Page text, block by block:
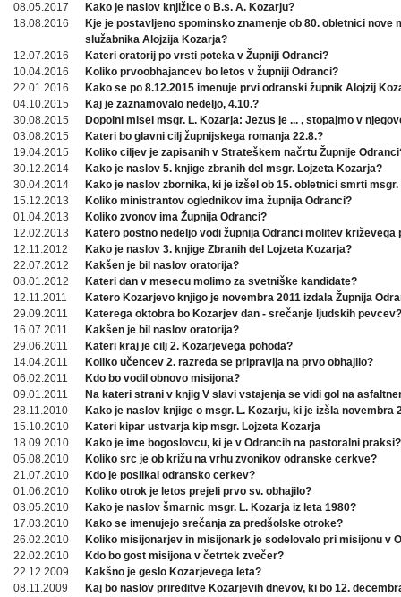
08.05.2017
Kako je naslov knjižice o B.s. A. Kozarju?
18.08.2016
Kje je postavljeno spominsko znamenje ob 80. obletnici nove
služabnika Alojzija Kozarja?
12.07.2016
Kateri oratorij po vrsti poteka v Župniji Odranci?
10.04.2016
Koliko prvoobhajancev bo letos v župniji Odranci?
22.01.2016
Kako se po 8.12.2015 imenuje prvi odranski župnik Alojzij
04.10.2015
Kaj je zaznamovalo nedeljo, 4.10.?
30.08.2015
Dopolni misel msgr. L. Kozarja: Jezus je ... , stopajmo v
03.08.2015
Kateri bo glavni cilj župnijskega romanja 22.8.?
19.04.2015
Koliko ciljev je zapisanih v Strateškem načrtu Župnije
30.12.2014
Kako je naslov 5. knjige zbranih del msgr. Lojzeta Kozarja?
30.04.2014
Kako je naslov zbornika, ki je izšel ob 15. obletnici smrti msgr.
15.12.2013
Koliko ministrantov oglednikov ima župnija Odranci?
01.04.2013
Koliko zvonov ima Župnija Odranci?
12.02.2013
Katero postno nedeljo vodi župnija Odranci molitev križevega
12.11.2012
Kako je naslov 3. knjige Zbranih del Lojzeta Kozarja?
22.07.2012
Kakšen je bil naslov oratorija?
08.01.2012
Kateri dan v mesecu molimo za svetniške kandidate?
12.11.2011
Katero Kozarjevo knjigo je novembra 2011 izdala Župnija
29.09.2011
Katerega oktobra bo Kozarjev dan - srečanje ljudskih pevcev?
16.07.2011
Kakšen je bil naslov oratorija?
29.06.2011
Kateri kraj je cilj 2. Kozarjevega pohoda?
14.04.2011
Koliko učencev 2. razreda se pripravlja na prvo obhajilo?
06.02.2011
Kdo bo vodil obnovo misijona?
09.01.2011
Na kateri strani v knjig V slavi vstajenja se vidi gol na
28.11.2010
Kako je naslov knjige o msgr. L. Kozarju, ki je izšla novembra
15.10.2010
Kateri kipar ustvarja kip msgr. Lojzeta Kozarja
18.09.2010
Kako je ime bogoslovcu, ki je v Odrancih na pastoralni praksi?
05.08.2010
Koliko src je ob križu na vrhu zvonikov odranske cerkve?
21.07.2010
Kdo je poslikal odransko cerkev?
01.06.2010
Koliko otrok je letos prejeli prvo sv. obhajilo?
03.05.2010
Kako je naslov šmarnic msgr. L. Kozarja iz leta 1980?
17.03.2010
Kako se imenujejo srečanja za predšolske otroke?
26.02.2010
Koliko misijonarjev in misijonark je sodelovalo pri misijonu v
22.02.2010
Kdo bo gost misijona v četrtek zvečer?
22.12.2009
Kakšno je geslo Kozarjevega leta?
08.11.2009
Kaj bo naslov prireditve Kozarjevih dnevov, ki bo 12.